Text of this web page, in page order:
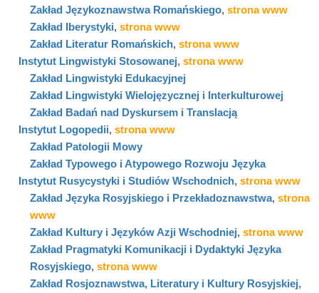
Zakład Językoznawstwa Romańskiego, strona www
Zakład Iberystyki, strona www
Zakład Literatur Romańskich, strona www
Instytut Lingwistyki Stosowanej, strona www
Zakład Lingwistyki Edukacyjnej
Zakład Lingwistyki Wielojęzycznej i Interkulturowej
Zakład Badań nad Dyskursem i Translacją
Instytut Logopedii, strona www
Zakład Patologii Mowy
Zakład Typowego i Atypowego Rozwoju Języka
Instytut Rusycystyki i Studiów Wschodnich, strona www
Zakład Języka Rosyjskiego i Przekładoznawstwa, strona
www
Zakład Kultury i Języków Azji Wschodniej, strona www
Zakład Pragmatyki Komunikacji i Dydaktyki Języka
Rosyjskiego, strona www
Zakład Rosjoznawstwa, Literatury i Kultury Rosyjskiej,